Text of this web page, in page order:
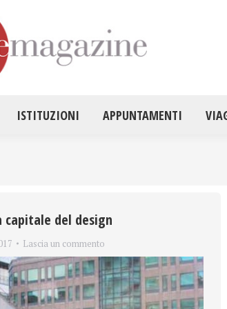
ISTITUZIONI APPUNTAMENTI
capitale del design
Lascia un commento